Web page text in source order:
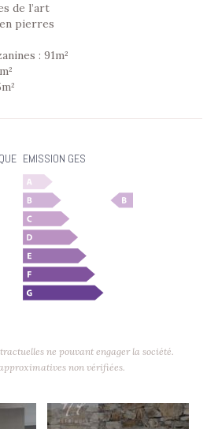
de l’art
pierres
: 91m²
EMISSION GES
ne pouvant engager la société.
non vérifiées.